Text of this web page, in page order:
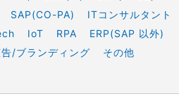
SAP(CO-PA)
ITコンサルタント
IoT RPA
ERP(SAP 以外)
/ブランディング
その他